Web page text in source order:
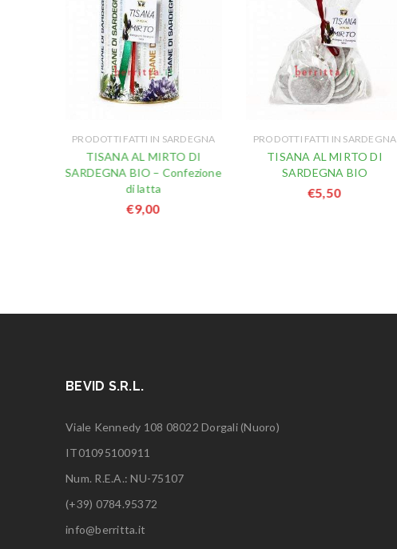
PRODOTTI FATTI IN SARDEGNA
TISANA AL MIRTO DI
SARDEGNA BIO – Confezione
di latta
€9,00
PRODOTTI FATTI IN SARDEGNA
TISANA AL MIRTO DI
SARDEGNA BIO
€5,50
BEVID S.R.L.
Viale Kennedy 108 08022 Dorgali (Nuoro)
IT01095100911
Num. R.E.A.: NU-75107
(+39) 0784.95372
info@berritta.it